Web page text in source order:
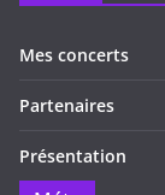
Mes concerts
Partenaires
Présentation